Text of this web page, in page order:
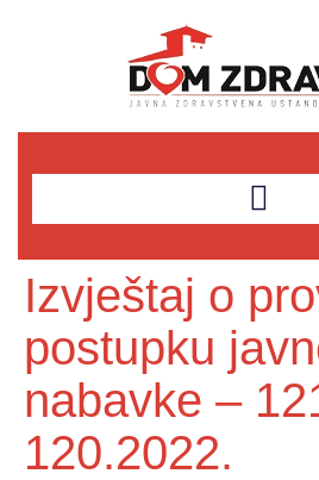
Izvještaj o
postupku
nabavke –
120.2022.